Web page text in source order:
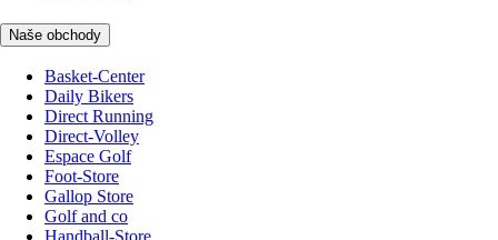
Naše obchody
Basket-Center
Daily Bikers
Direct Running
Direct-Volley
Espace Golf
Foot-Store
Gallop Store
Golf and co